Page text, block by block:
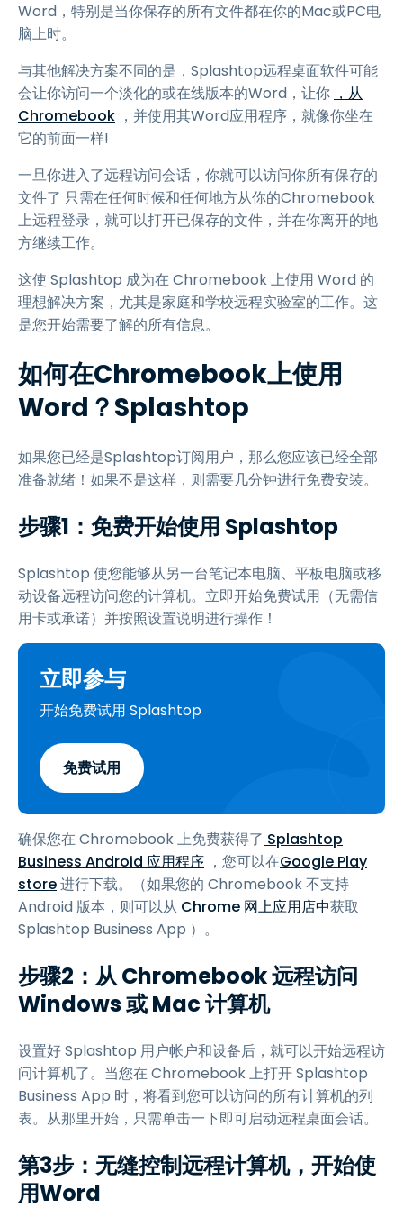
Word，特别是当你保存的所有文件都在你的Mac或PC电
脑上时。
与其他解决方案不同的是，Splashtop远程桌面软件可能
会让你访问一个淡化的或在线版本的Word，让你 ，从
Chromebook ，并使用其Word应用程序，就像你坐在
它的前面一样!
一旦你进入了远程访问会话，你就可以访问你所有保存的
文件了 只需在任何时候和任何地方从你的Chromebook
上远程登录，就可以打开已保存的文件，并在你离开的地
方继续工作。
这使 Splashtop 成为在 Chromebook 上使用 Word 的
理想解决方案，尤其是家庭和学校远程实验室的工作。这
是您开始需要了解的所有信息。
如何在Chromebook上使用
Word？Splashtop
如果您已经是Splashtop订阅用户，那么您应该已经全部
准备就绪！如果不是这样，则需要几分钟进行免费安装。
步骤1：免费开始使用 Splashtop
Splashtop 使您能够从另一台笔记本电脑、平板电脑或移
动设备远程访问您的计算机。立即开始免费试用（无需信
用卡或承诺）并按照设置说明进行操作！
立即参与
开始免费试用 Splashtop
免费试用
确保您在 Chromebook 上免费获得了 Splashtop
Business Android 应用程序 ，您可以在Google Play
store进行下载。（如果您的 Chromebook 不支持
Android 版本，则可以从 Chrome 网上应用店中获取
Splashtop Business App ）。
步骤2：从 Chromebook 远程访问
Windows 或 Mac 计算机
设置好 Splashtop 用户帐户和设备后，就可以开始远程访
问计算机了。当您在 Chromebook 上打开 Splashtop
Business App 时，将看到您可以访问的所有计算机的列
表。从那里开始，只需单击一下即可启动远程桌面会话。
第3步：无缝控制远程计算机，开始使
用Word